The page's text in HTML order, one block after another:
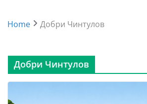
Home Добри Чинтулов
Добри Чинтулов